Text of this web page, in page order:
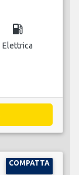
local_gas_station
Elettrica
COMPATTA